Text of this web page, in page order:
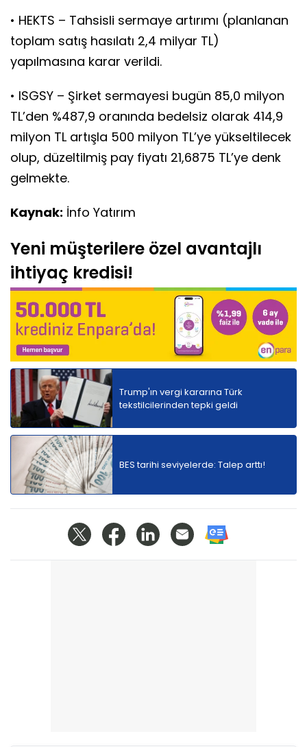
• HEKTS – Tahsisli sermaye artırımı (planlanan
toplam satış hasılatı 2,4 milyar TL)
yapılmasına karar verildi.
• ISGSY – Şirket sermayesi bugün 85,0 milyon
TL’den %487,9 oranında bedelsiz olarak 414,9
milyon TL artışla 500 milyon TL’ye yükseltilecek
olup, düzeltilmiş pay fiyatı 21,6875 TL’ye denk
gelmekte.
Kaynak: İnfo Yatırım
Yeni müşterilere özel avantajlı
ihtiyaç kredisi!
Trump'ın vergi kararına Türk
tekstilcilerinden tepki geldi
BES tarihi seviyelerde: Talep arttı!